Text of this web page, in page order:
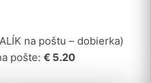
na poštu – dobierka)
pošte: € 5.20